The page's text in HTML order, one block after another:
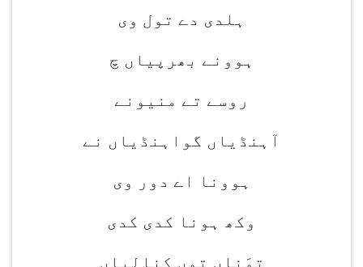
ہلدی دے تول وی
ہوونے بھرپیاں چ
روسے تے منیونے
آہنڈیاں گواہنڈیاں نے
ہوونا اے دور وی
وکھ ہونا کدی کدی
توَناں توں کنالیاں